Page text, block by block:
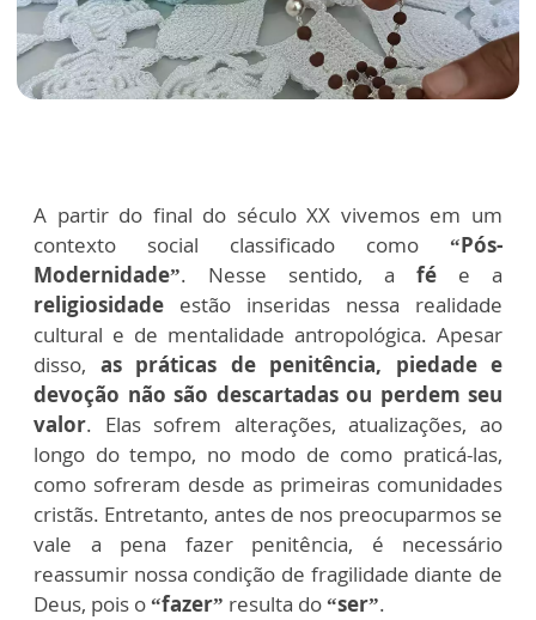
A partir do final do século XX vivemos em um
contexto social classificado como “Pós-
Modernidade”. Nesse sentido, a fé e a
religiosidade estão inseridas nessa realidade
cultural e de mentalidade antropológica. Apesar
disso, as práticas de penitência, piedade e
devoção não são descartadas ou perdem seu
valor. Elas sofrem alterações, atualizações, ao
longo do tempo, no modo de como praticá-las,
como sofreram desde as primeiras comunidades
cristãs. Entretanto, antes de nos preocuparmos se
vale a pena fazer penitência, é necessário
reassumir nossa condição de fragilidade diante de
Deus, pois o“fazer” resulta do“ser”.